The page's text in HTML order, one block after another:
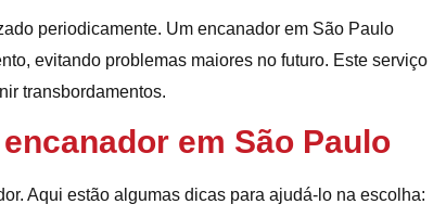
periodicamente. Um encanador em São Paulo
evitando problemas maiores no futuro. Este serviço
transbordamentos.
em São Paulo
Aqui estão algumas dicas para ajudá-lo na escolha: